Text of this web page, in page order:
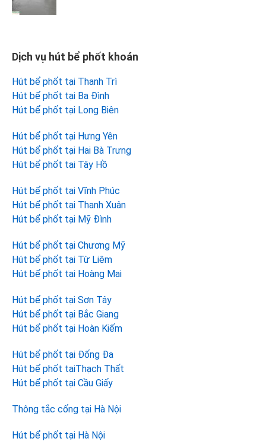
Dịch vụ hút bể phốt khoán
Hút bể phốt tại Thanh Trì
Hút bể phốt tại Ba Đình
Hút bể phốt tại Long Biên
Hút bể phốt tại Hưng Yên
Hút bể phốt tại Hai Bà Trưng
Hút bể phốt tại Tây Hồ
Hút bể phốt tại Vĩnh Phúc
Hút bể phốt tại Thanh Xuân
Hút bể phốt tại Mỹ Đình
Hút bể phốt tại Chương Mỹ
Hút bể phốt tại Từ Liêm
Hút bể phốt tại Hoàng Mai
Hút bể phốt tại Sơn Tây
Hút bể phốt tại Bắc Giang
Hút bể phốt tại Hoàn Kiếm
Hút bể phốt tại Đống Đa
Hút bể phốt tạiThạch Thất
Hút bể phốt tại Cầu Giấy
Thông tắc cống tại Hà Nội
Hút bể phốt tại Hà Nội